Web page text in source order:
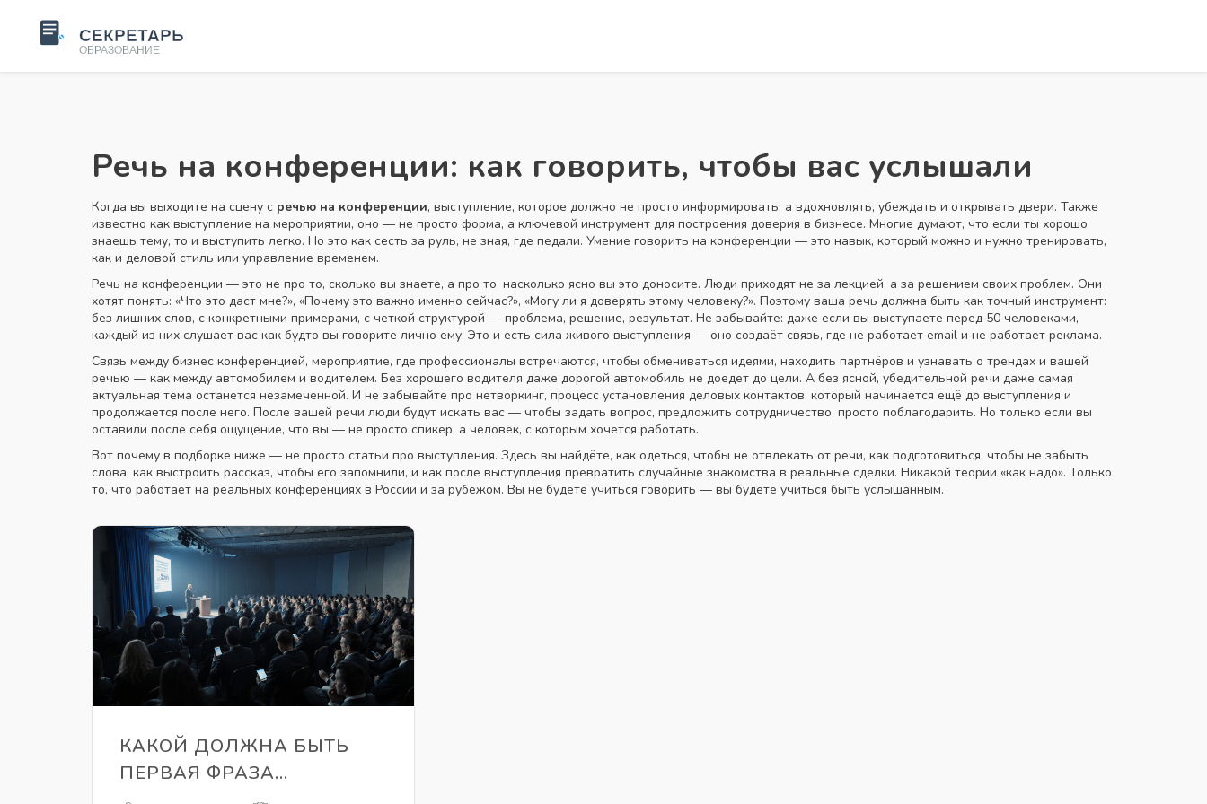
Речь на конференции: как говорить, чтобы вас услышали
Когда вы выходите на сцену с речью на конференции, выступление, которое должно не просто информировать, а вдохновлять, убеждать и открывать двери. Также
известно как выступление на мероприятии, оно — не просто форма, а ключевой инструмент для построения доверия в бизнесе. Многие думают, что если ты хорошо
знаешь тему, то и выступить легко. Но это как сесть за руль, не зная, где педали. Умение говорить на конференции — это навык, который можно и нужно тренировать,
как и деловой стиль или управление временем.
Речь на конференции — это не про то, сколько вы знаете, а про то, насколько ясно вы это доносите. Люди приходят не за лекцией, а за решением своих проблем. Они
хотят понять: «Что это даст мне?», «Почему это важно именно сейчас?», «Могу ли я доверять этому человеку?». Поэтому ваша речь должна быть как точный инструмент:
без лишних слов, с конкретными примерами, с четкой структурой — проблема, решение, результат. Не забывайте: даже если вы выступаете перед 50 человеками,
каждый из них слушает вас как будто вы говорите лично ему. Это и есть сила живого выступления — оно создаёт связь, где не работает email и не работает реклама.
Связь между бизнес конференцией, мероприятие, где профессионалы встречаются, чтобы обмениваться идеями, находить партнёров и узнавать о трендах и вашей
речью — как между автомобилем и водителем. Без хорошего водителя даже дорогой автомобиль не доедет до цели. А без ясной, убедительной речи даже самая
актуальная тема останется незамеченной. И не забывайте про нетворкинг, процесс установления деловых контактов, который начинается ещё до выступления и
продолжается после него. После вашей речи люди будут искать вас — чтобы задать вопрос, предложить сотрудничество, просто поблагодарить. Но только если вы
оставили после себя ощущение, что вы — не просто спикер, а человек, с которым хочется работать.
Вот почему в подборке ниже — не просто статьи про выступления. Здесь вы найдёте, как одеться, чтобы не отвлекать от речи, как подготовиться, чтобы не забыть
слова, как выстроить рассказ, чтобы его запомнили, и как после выступления превратить случайные знакомства в реальные сделки. Никакой теории «как надо». Только
то, что работает на реальных конференциях в России и за рубежом. Вы не будете учиться говорить — вы будете учиться быть услышанным.
КАКОЙ ДОЛЖНА БЫТЬ
ПЕРВАЯ ФРАЗА